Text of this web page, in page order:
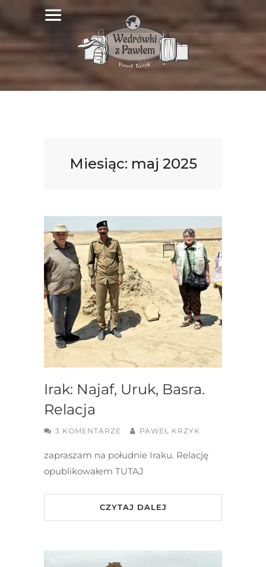
Miesiąc: maj 2025
Irak: Najaf, Uruk, Basra.
Relacja
3 KOMENTARZE PAWEŁ KRZYK
zapraszam na południe Iraku. Relację
opublikowałem TUTAJ
CZYTAJ DALEJ